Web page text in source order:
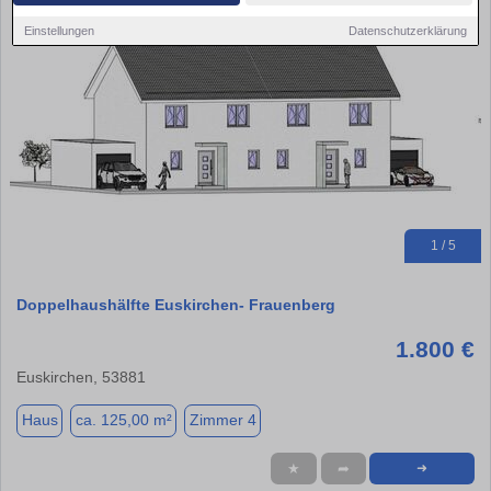
Einstellungen Datenschutzerklärung
1 / 5
Doppelhaushälfte Euskirchen- Frauenberg
1.800 €
Euskirchen, 53881
Haus ca. 125,00 m² Zimmer 4
★ ➦ ➜